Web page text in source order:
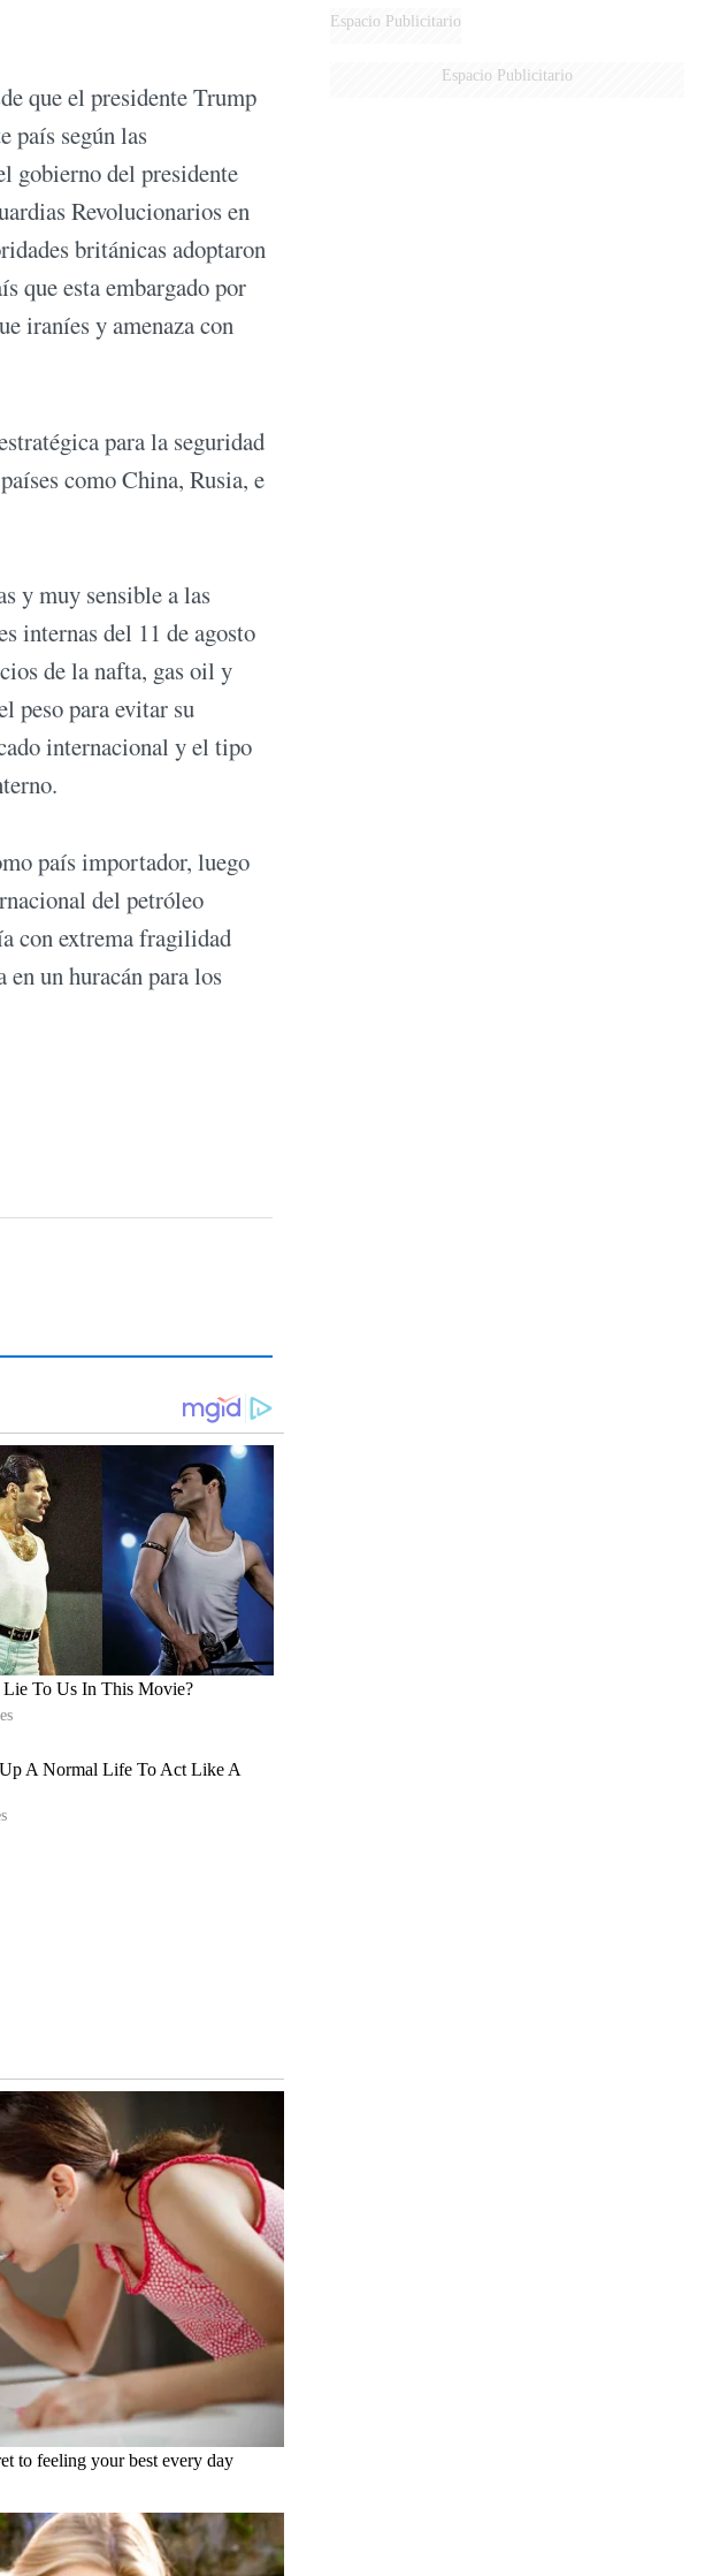
que el presidente Trump
país según las
gobierno del presidente
Revolucionarios en
británicas adoptaron
que esta embargado por
iraníes y amenaza con
para la seguridad
como China, Rusia, e
y muy sensible a las
internas del 11 de agosto
de la nafta, gas oil y
peso para evitar su
internacional y el tipo
país importador, luego
del petróleo
con extrema fragilidad
un huracán para los
Espacio Publicitario
Espacio Publicitario